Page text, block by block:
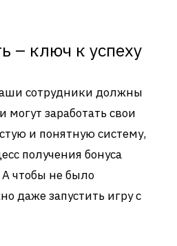
– ключ к успеху
сотрудники должны
заработать свои
и понятную систему,
получения бонуса
чтобы не было
даже запустить игру с